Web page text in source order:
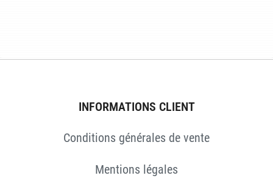
INFORMATIONS CLIENT
Conditions générales de vente
Mentions légales